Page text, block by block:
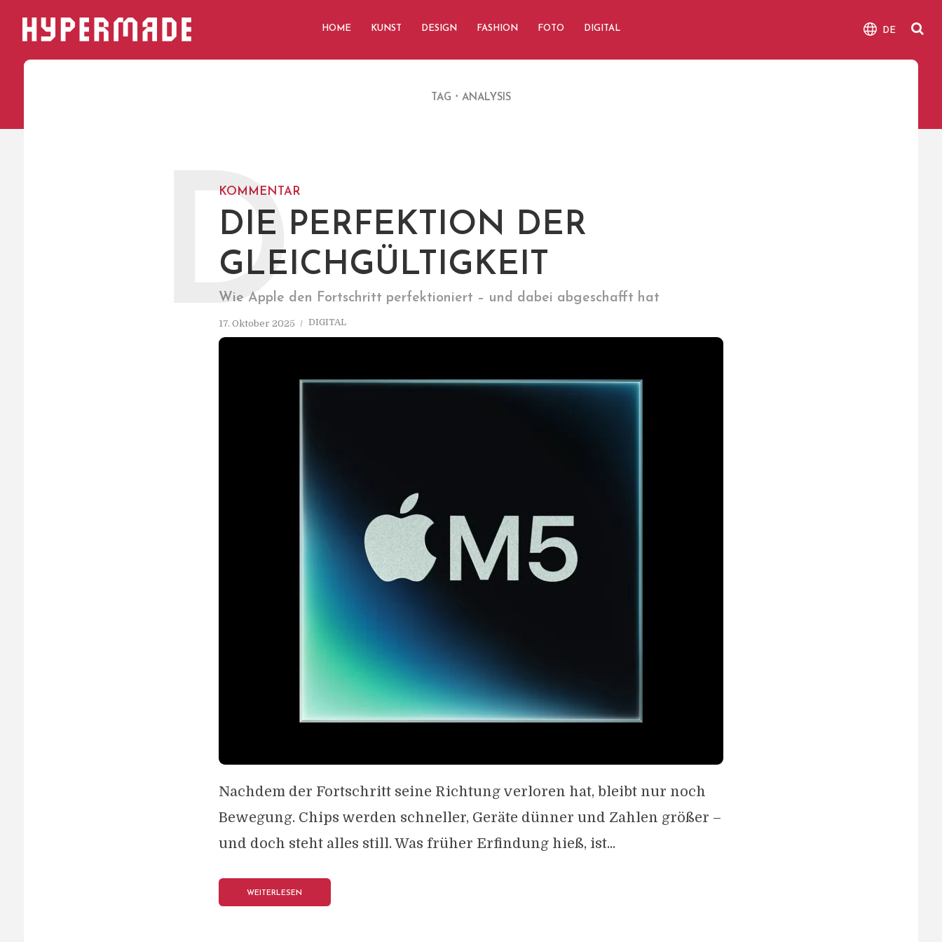
HYPERMADE HOME KUNST DESIGN FASHION FOTO DIGITAL DE
TAG ANALYSIS
KOMMENTAR
DIE PERFEKTION DER
GLEICHGÜLTIGKEIT
Wie Apple den Fortschritt perfektioniert – und dabei abgeschafft hat
17. Oktober 2025 DIGITAL
D
Nachdem der Fortschritt seine Richtung verloren hat, bleibt nur noch
Bewegung. Chips werden schneller, Geräte dünner und Zahlen größer –
und doch steht alles still. Was früher Erfindung hieß, ist...
WEITERLESEN